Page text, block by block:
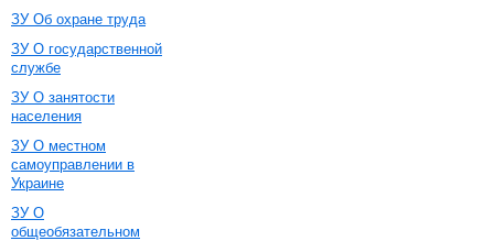
ЗУ Об охране труда
ЗУ О государственной
службе
ЗУ О занятости
населения
ЗУ О местном
самоуправлении в
Украине
ЗУ О
общеобязательном